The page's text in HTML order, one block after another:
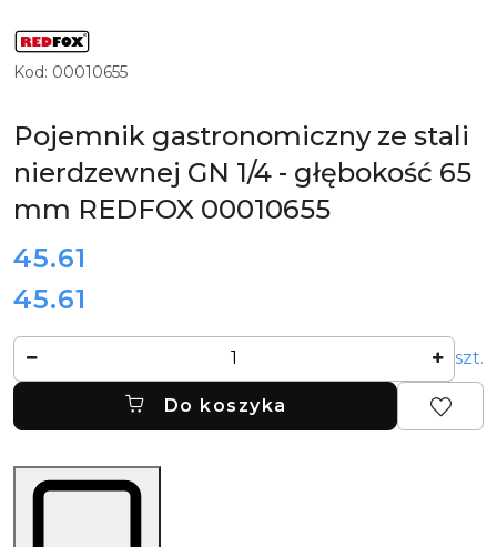
LOGO
PRODUCENTA
PROFESJONALNYCH
URZĄDZEŃ
GASTRONOMII
REDFOX
Kod: 00010655
Pojemnik gastronomiczny ze stali
nierdzewnej GN 1/4 - głębokość 65
mm REDFOX 00010655
cena:
45.61
Cena:
45.61
szt.
Do koszyka